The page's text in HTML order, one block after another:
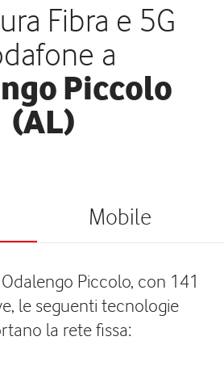
Fibra e 5G
a
Piccolo
(AL)
Mobile
Piccolo, con 141
le seguenti tecnologie
la rete fissa: